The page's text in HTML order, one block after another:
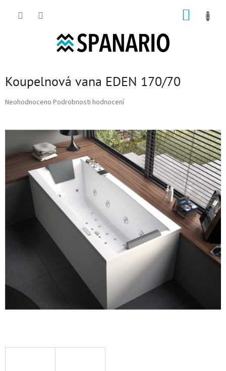
Koupelnová vana EDEN 170/70
Průměrné hodnocení produktu je 0,0 z 5 hvězdiček.
Neohodnoceno Podrobnosti hodnocení